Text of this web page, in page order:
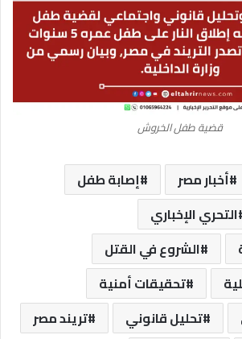
قضية طفل الخروش
أخبار مصر
إصابة طفل
التحري الإخباري
الشروع في القتل
تحقيقات أمنية
تحليل قانوني
تريند مصر